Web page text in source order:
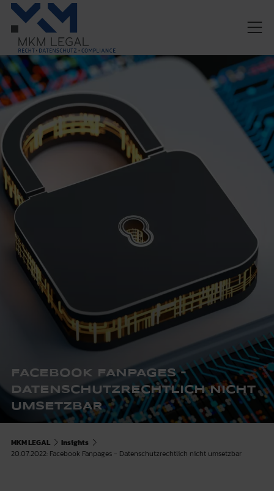
FACEBOOK FANPAGES -
DATENSCHUTZRECHTLICH NICHT
UMSETZBAR
MKM LEGAL
Insights
20.07.2022: Facebook Fanpages - Datenschutzrechtlich nicht umsetzbar